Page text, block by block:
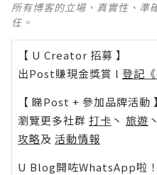
所有博客的立場、真實性、準
任。
【 U Creator 招募 】
出Post賺現金獎賞 l 登記
【 睇Post + 參加品牌活動 】
瀏覽更多社群 打卡 丶 旅遊 丶
攻略及 活動情報
U Blog開咗WhatsApp啦